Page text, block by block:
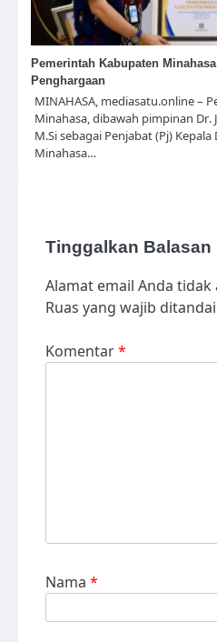
Pemerintah Kabupaten
Penghargaan
MINAHASA, mediasatu.online –
Minahasa, dibawah pimpinan
M.Si sebagai Penjabat (Pj)
Minahasa…
Tinggalkan Balasan
Alamat email Anda
Ruas yang wajib ditandai
Komentar*
Nama *